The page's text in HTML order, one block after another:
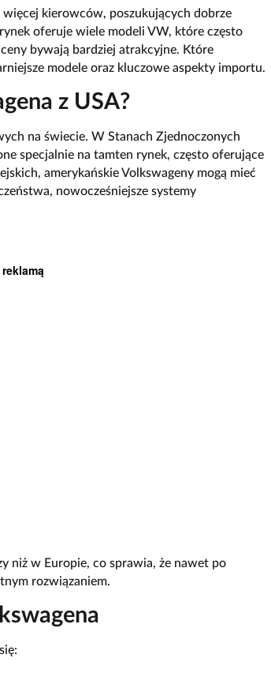
kierowców, poszukujących dobrze
oferuje wiele modeli VW, które często
bywają bardziej atrakcyjne. Które
modele oraz kluczowe aspekty importu.
z USA?
na świecie. W Stanach Zjednoczonych
specjalnie na tamten rynek, często oferujące
amerykańskie Volkswageny mogą mieć
nowocześniejsze systemy
niż w Europie, co sprawia, że nawet po
rozwiązaniem.